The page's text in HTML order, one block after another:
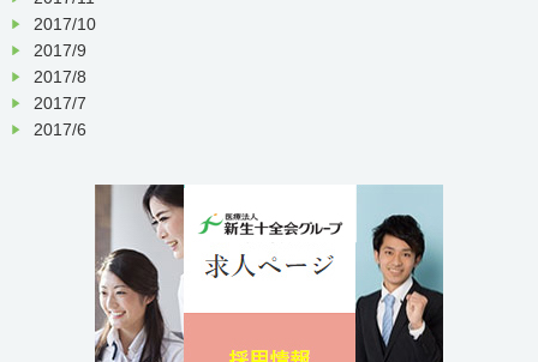
2017/10
2017/9
2017/8
2017/7
2017/6